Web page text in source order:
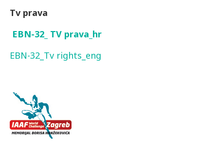
Tv prava
EBN-32_ TV prava_hr
EBN-32_Tv rights_eng